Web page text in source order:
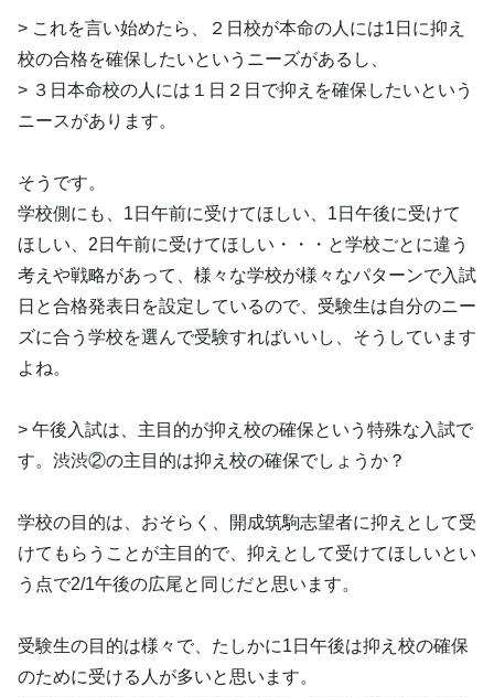
> これを言い始めたら、２日校が本命の人には1日に抑え
校の合格を確保したいというニーズがあるし、
> ３日本命校の人には１日２日で抑えを確保したいという
ニースがあります。
そうです。
学校側にも、1日午前に受けてほしい、1日午後に受けて
ほしい、2日午前に受けてほしい・・・と学校ごとに違う
考えや戦略があって、様々な学校が様々なパターンで入試
日と合格発表日を設定しているので、受験生は自分のニー
ズに合う学校を選んで受験すればいいし、そうしています
よね。
> 午後入試は、主目的が抑え校の確保という特殊な入試で
す。渋渋②の主目的は抑え校の確保でしょうか？
学校の目的は、おそらく、開成筑駒志望者に抑えとして受
けてもらうことが主目的で、抑えとして受けてほしいとい
う点で2/1午後の広尾と同じだと思います。
受験生の目的は様々で、たしかに1日午後は抑え校の確保
のために受ける人が多いと思います。